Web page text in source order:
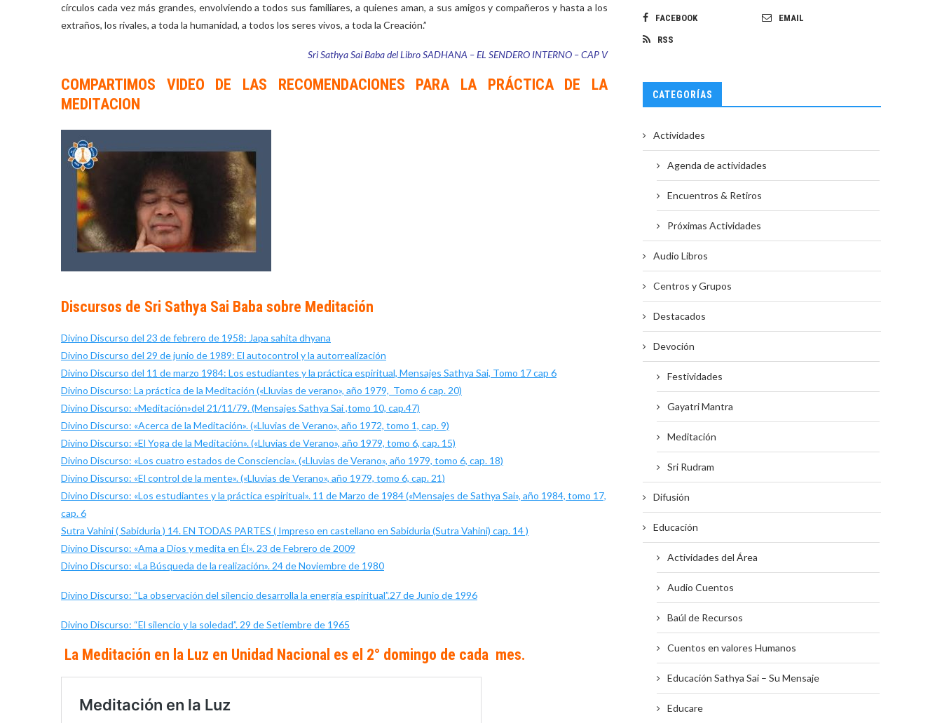
círculos cada vez más grandes, envolviendo a todos sus familiares, a quienes aman, a sus amigos y compañeros y hasta a los
extraños, los rivales, a toda la humanidad, a todos los seres vivos, a toda la Creación.”
Sri Sathya Sai Baba del LibroSADHANA – EL SENDERO INTERNO – CAP V
COMPARTIMOS VIDEO DE LAS RECOMENDACIONES PARA LA PRÁCTICA DE LA
MEDITACION
Discursos de Sri Sathya Sai Baba sobre Meditación
Divino Discurso del 23 de febrero de 1958: Japa sahita dhyana
Divino Discurso del 29 de junio de 1989: El autocontrol y la autorrealización
Divino Discurso del 11 de marzo 1984: Los estudiantes y la práctica espiritual, Mensajes Sathya Sai, Tomo 17 cap 6
Divino Discurso: La práctica de la Meditación («Lluvias de verano», año 1979, Tomo 6 cap. 20)
Divino Discurso: «Meditación»del 21/11/79. (Mensajes Sathya Sai ,tomo 10, cap.47)
Divino Discurso: «Acerca de la Meditación». («Lluvias de Verano», año 1972, tomo 1, cap. 9)
Divino Discurso: «El Yoga de la Meditación». («Lluvias de Verano», año 1979, tomo 6, cap. 15)
Divino Discurso: «Los cuatro estados de Consciencia». («Lluvias de Verano», año 1979, tomo 6, cap. 18)
Divino Discurso: «El control de la mente». («Lluvias de Verano», año 1979, tomo 6, cap. 21)
Divino Discurso: «Los estudiantes y la práctica espiritual». 11 de Marzo de 1984 («Mensajes de Sathya Sai», año 1984, tomo 17,
cap. 6
Sutra Vahini ( Sabiduria ) 14. EN TODAS PARTES ( Impreso en castellano en Sabiduria (Sutra Vahini) cap. 14 )
Divino Discurso: «Ama a Dios y medita en Él». 23 de Febrero de 2009
Divino Discurso: «La Búsqueda de la realización». 24 de Noviembre de 1980
Divino Discurso: “La observación del silencio desarrolla la energía espiritual”.27 de Junio de 1996
Divino Discurso: “El silencio y la soledad”. 29 de Setiembre de 1965
La Meditación en la Luz en Unidad Nacional es el 2° domingo de cada mes.
FACEBOOK EMAIL
RSS
CATEGORÍAS
Actividades
Agenda de actividades
Encuentros & Retiros
Próximas Actividades
Audio Libros
Centros y Grupos
Destacados
Devoción
Festividades
Gayatri Mantra
Meditación
Sri Rudram
Difusión
Educación
Actividades del Área
Audio Cuentos
Baúl de Recursos
Cuentos en valores Humanos
Educación Sathya Sai – Su Mensaje
Educare